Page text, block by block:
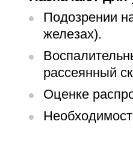
Подозрении
железах).
рассеянный
Оценке